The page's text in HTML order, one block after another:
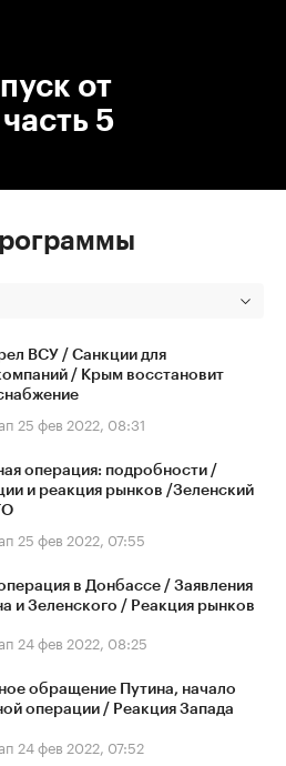
от
5
ВСУ / Санкции для
/ Крым восстановит
25 фев 2022, 08:31
операция: подробности /
и реакция рынков /Зеленский
25 фев 2022, 07:55
в Донбассе / Заявления
и Зеленского / Реакция рынков
24 фев 2022, 08:25
обращение Путина, начало
операции / Реакция Запада
24 фев 2022, 07:52